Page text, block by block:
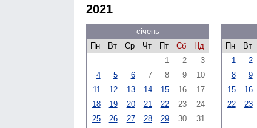
2021
січень
Пн
Вт Ср Чт Пт Сб
Нд
1
2
3
4
5 6 7 8 9
10
11
12 13 14 15 16
17
18
19 20 21 22 23
24
25
26 27 28 29 30 31
Пн
Вт
1
2
8
9
15
16
22
23